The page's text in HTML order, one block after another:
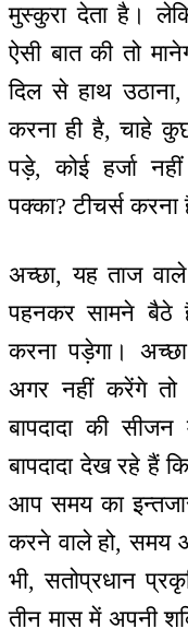
मुस्कुरा देता है।
ऐसी बात की तो
दिल से हाथ
करना ही है, चाहे
पड़े, कोई हर्जा
पक्का? टीचर्स करना
अच्छा, यह ताज
पहनकर सामने बैठे
करना पड़ेगा।
अगर नहीं करेंगे तो
बापदादा की
बापदादा देख रहे हैं
आप समय का
करने वाले हो, समय
भी, सतोप्रधान
तीन मास में अपनी